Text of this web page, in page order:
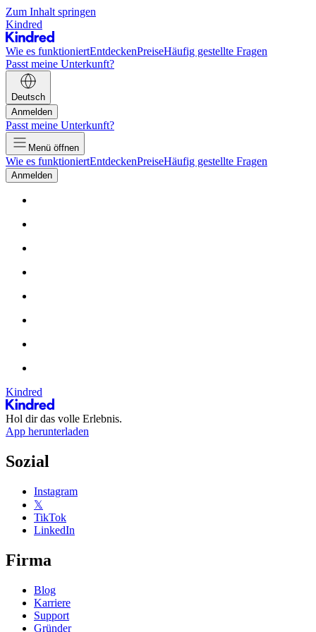
Zum Inhalt springen
Kindred
Wie es funktioniertEntdeckenPreiseHäufig gestellte Fragen
Passt meine Unterkunft?
Deutsch
Anmelden
Passt meine Unterkunft?
Menü öffnen
Wie es funktioniertEntdeckenPreiseHäufig gestellte Fragen
Anmelden
Kindred
Hol dir das volle Erlebnis.
App herunterladen
Sozial
Instagram
𝕏
TikTok
LinkedIn
Firma
Blog
Karriere
Support
Gründer